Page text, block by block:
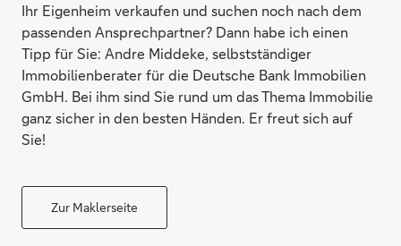
Gesundheit schützen
Ihr Eigenheim verkaufen und suchen noch nach dem
passenden Ansprechpartner? Dann habe ich einen
Tipp für Sie: Andre Middeke, selbstständiger
Immobilienberater für die Deutsche Bank Immobilien
GmbH. Bei ihm sind Sie rund um das Thema Immobilie
ganz sicher in den besten Händen. Er freut sich auf
Sie!
Zur Maklerseite